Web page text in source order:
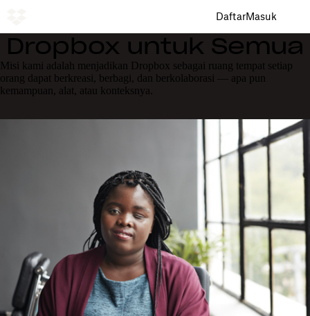
DaftarMasuk
Dropbox untuk Semua
Misi kami adalah menjadikan Dropbox sebagai ruang tempat setiap
orang dapat berkreasi, berbagi, dan berkolaborasi — apa pun
kemampuan, alat, atau konteksnya.